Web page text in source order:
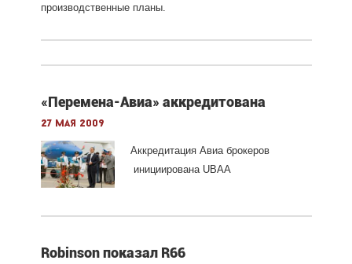
производственные планы.
«Перемена-Авиа» аккредитована
27 мая 2009
Аккредитация Авиа брокеров
инициирована UBAA
Robinson показал R66